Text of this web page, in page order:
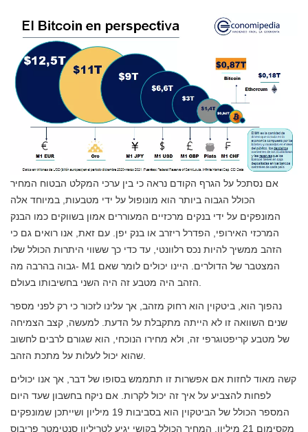
אם נסתכל על הגרף הקודם נראה כי בין ערכי המקלט הבטוח המחיר
הכולל הגבוה ביותר הוא מונופול על ידי מטבעות, במיוחד אלה
המונפקים על ידי בנקים מרכזיים המעוררים אמון בשווקים כמו הבנק
המרכזי האירופי, הפדרל ריזרב או בנק יפן. עם זאת, אנו רואים גם כי
הזהב ממשיך להיות נכס רלוונטי, עד כדי כך ששווי היתרות הכולל שלו
גבוה בהרבה מה- M1 המצטבר של הדולרים. היינו יכולים לומר שאם
נהפוך הוא, ביטקוין הוא רחוק מזהב, אך עלינו לזכור כי רק לפני מספר
שנים השוואה זו לא הייתה מתקבלת על הדעת. למעשה, קצב הצמיחה
של מטבע קריפטוגרפי זה, ולא מחירו הנוכחי, הוא שגורם לרבים לחשוב
קשה מאוד לחזות אם אפשרות זו תתממש בסופו של דבר, אך אנו יכולים
לפחות להצביע על איך זה יכול לקרות. אם ניקח בחשבון שעד היום
המספר הכולל של הביטקוין הוא בסביבות 19 מיליון ושייתכן שמונפקים
מקסימום 21 מיליון, המחיר הכולל בקושי יגיע לטריליון סנטימטר פריבוס